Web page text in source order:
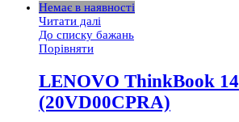
Немає в наявності
Читати далі
До списку бажань
Порівняти
LENOVO ThinkBook 14
(20VD00CPRA)